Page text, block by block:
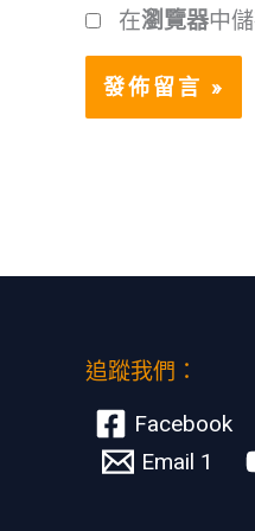
在瀏覽器中
追蹤我們：
Facebook
Email 1